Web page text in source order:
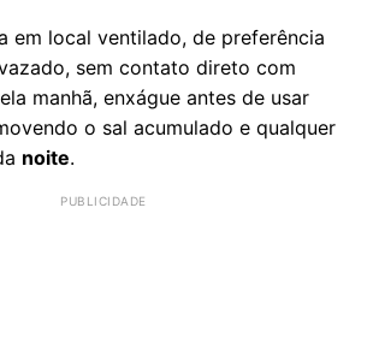
em local ventilado, de preferência
sem contato direto com
manhã, enxágue antes de usar
o sal acumulado e qualquer
noite.